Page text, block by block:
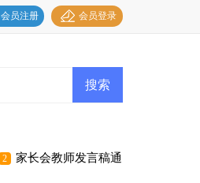
会员登录
会员注册
2 家长会教师发言稿通